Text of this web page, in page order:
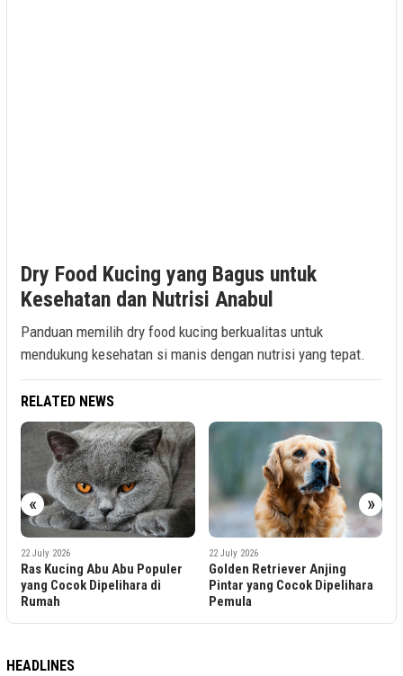
Dry Food Kucing yang Bagus untuk
Kesehatan dan Nutrisi Anabul
Panduan memilih dry food kucing berkualitas untuk
mendukung kesehatan si manis dengan nutrisi yang tepat.
RELATED NEWS
« »
22 July 2026
Ras Kucing Abu Abu Populer
yang Cocok Dipelihara di
Rumah
22 July 2026
Golden Retriever Anjing
Pintar yang Cocok Dipelihara
Pemula
HEADLINES